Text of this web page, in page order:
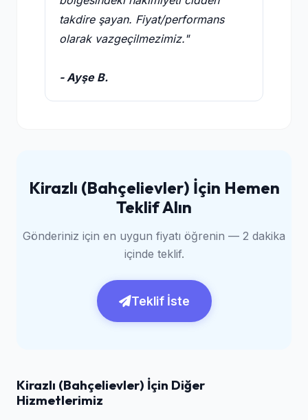
takdire şayan. Fiyat/performans
olarak vazgeçilmezimiz."
- Ayşe B.
Kirazlı (Bahçelievler) İçin Hemen
Teklif Alın
Gönderiniz için en uygun fiyatı öğrenin — 2 dakika
içinde teklif.
Teklif İste
Kirazlı (Bahçelievler) İçin Diğer
Hizmetlerimiz